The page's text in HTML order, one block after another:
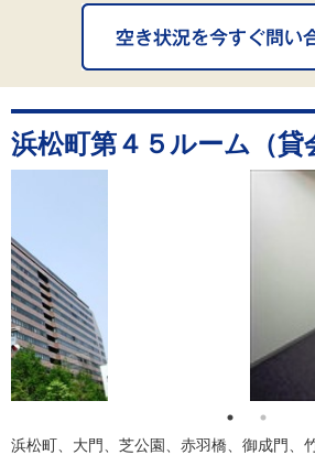
浜松町第４５ルーム（貸
浜松町、大門、芝公園、赤羽橋、御成門、